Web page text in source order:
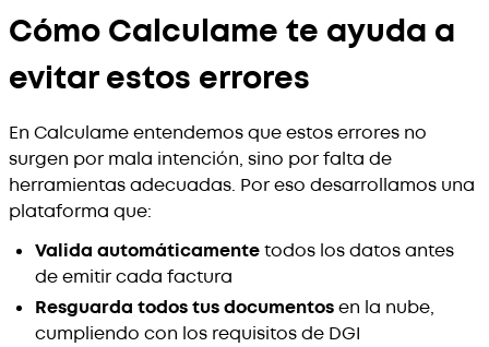
Cómo Calculame te ayuda a
evitar estos errores
En Calculame entendemos que estos errores no
surgen por mala intención, sino por falta de
herramientas adecuadas. Por eso desarrollamos una
plataforma que:
Valida automáticamentetodos los datos antes
de emitir cada factura
Resguarda todos tus documentosen la nube,
cumpliendo con los requisitos de DGI